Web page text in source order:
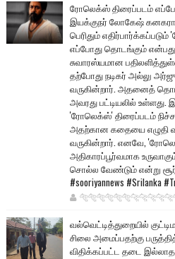
ரோலெக்ஸ் திரைப்படம்
இயக்குநர் லோகேஷ்
பெரிதும்
எப்போது தொடங்கும் என்பது
சுவாரஸ்யமான
தற்போது நடிகர் அல்லு
வருகின்றார். அதனைத்
அவரது பட்டியலில் உள்ளது.
'ரோலெக்ஸ்' திரைப்படம்
அதற்கான கதையை எழுதி
வருகின்றார். எனவே,
அதிகாரப்பூர்வமாக
சொல்ல வேண்டும் என்று
#sooriyannews #Srilanka
வல்வெட்டித்துறையில்
சிலை அமைப்பதற்கு
விதிக்கப்பட்ட தடை